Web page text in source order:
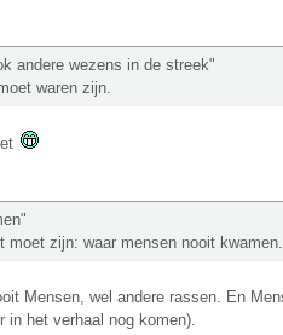
andere wezens in de streek"
waren zijn.
moet zijn: waar mensen nooit kwamen.
Mensen, wel andere rassen. En
in het verhaal nog komen).